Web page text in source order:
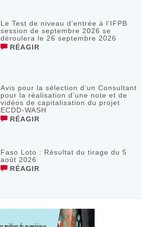
Le Test de niveau d’entrée à l’IFPB
session de septembre 2026 se
déroulera le 26 septembre 2026
RÉAGIR
Avis pour la sélection d’un Consultant
pour la réalisation d’une note et de
vidéos de capitalisation du projet
ECDD-WASH
RÉAGIR
Faso Loto : Résultat du tirage du 5
août 2026
RÉAGIR